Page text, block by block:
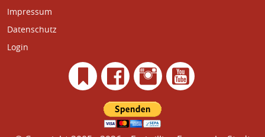
Impressum
Datenschutz
Login